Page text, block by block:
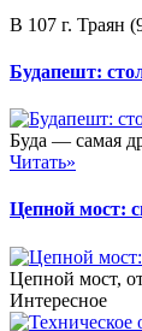
В 107 г. Траян
Будапешт:
Буда — самая
Читать»
Цепной мост:
Цепной мост,
Интересное